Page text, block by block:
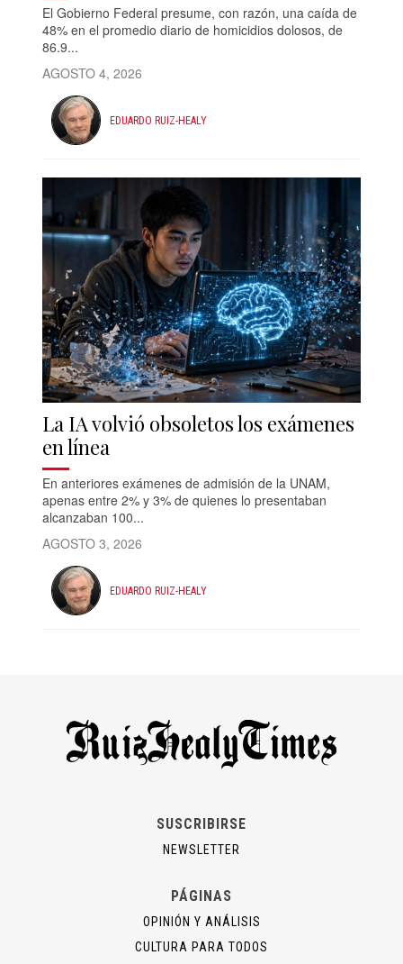
El Gobierno Federal presume, con razón, una caída de
48% en el promedio diario de homicidios dolosos, de
86.9...
AGOSTO 4, 2026
EDUARDO RUIZ-HEALY
La IA volvió obsoletos los exámenes
en línea
En anteriores exámenes de admisión de la UNAM,
apenas entre 2% y 3% de quienes lo presentaban
alcanzaban 100...
AGOSTO 3, 2026
EDUARDO RUIZ-HEALY
SUSCRIBIRSE
NEWSLETTER
PÁGINAS
OPINIÓN Y ANÁLISIS
CULTURA PARA TODOS